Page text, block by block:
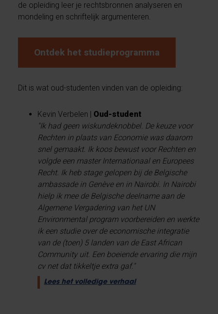
de opleiding leer je rechtsbronnen analyseren en
mondeling en schriftelijk argumenteren.
Ontdek het studieprogramma
Dit is wat oud-studenten vinden van de opleiding:
Kevin Verbelen | Oud-student
"Ik had geen wiskundeknobbel. De keuze voor
Rechten in plaats van Economie was daarom
snel gemaakt. Ik koos bewust voor Rechten en
volgde een master Internationaal en Europees
Recht. Ik heb stage gelopen bij de Belgische
ambassade in Genève en in Nairobi. In Nairobi
hielp ik mee de Belgische deelname aan de
Algemene Vergadering van het UN
Environmental program voorbereiden en werkte
ik een studie over de economische integratie
van de (toen) 5 landen van de East African
Community uit. Een boeiende ervaring die mijn
cv net dat tikkeltje extra gaf."
Lees het volledige verhaal